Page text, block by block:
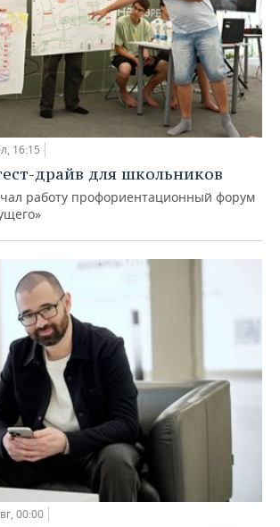
16:15
драйв для школьников
работу профориентационный форум
00:00